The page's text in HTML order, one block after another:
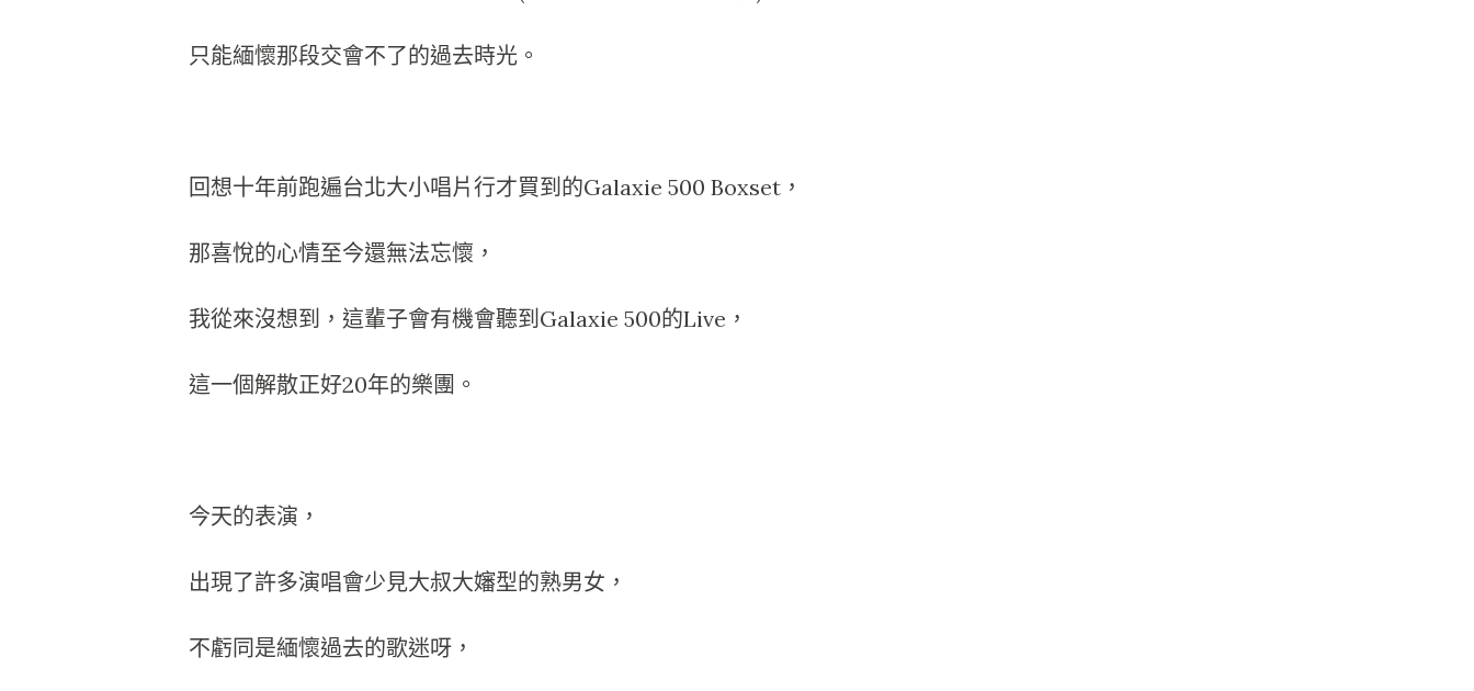
只能緬懷那段交會不了的過去時光。
回想十年前跑遍台北大小唱片行才買到的Galaxie 500 Boxset，
那喜悅的心情至今還無法忘懷，
我從來沒想到，這輩子會有機會聽到Galaxie 500的Live，
這一個解散正好20年的樂團。
今天的表演，
出現了許多演唱會少見大叔大嬸型的熟男女，
不虧同是緬懷過去的歌迷呀，